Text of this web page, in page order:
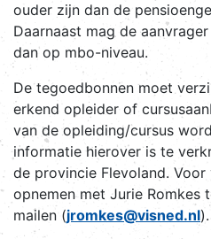
ouder zijn dan de
Daarnaast mag de
dan op mbo-niveau.
De tegoedbonnen moet
erkend opleider of
van de opleiding/cursus
informatie hierover is te
de provincie Flevoland.
opnemen met Jurie Romkes
mailen (jromkes@visned.nl).